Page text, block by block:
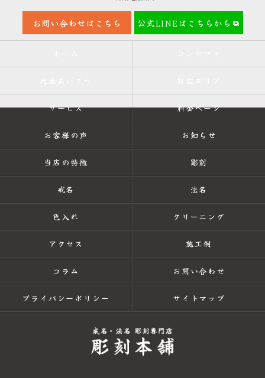
お問い合わせはこちら 公式LINEはこちらから
サービス 料金ページ
お客様の声 お知らせ
当店の特徴 彫刻
戒名 法名
色入れ クリーニング
アクセス 施工例
コラム お問い合わせ
プライバシーポリシー サイトマップ